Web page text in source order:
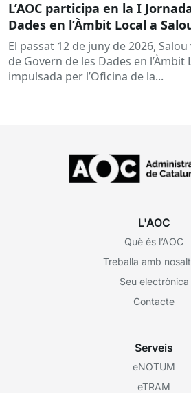
L’AOC participa en la I
Dades en l’Àmbit Local a
El passat 12 de juny de 2026,
de Govern de les Dades en
impulsada per l’Oficina de la...
L'AOC
Què és l’AOC
Treballa amb
Seu electrònica
Contacte
Serveis
eNOTUM
eTRAM